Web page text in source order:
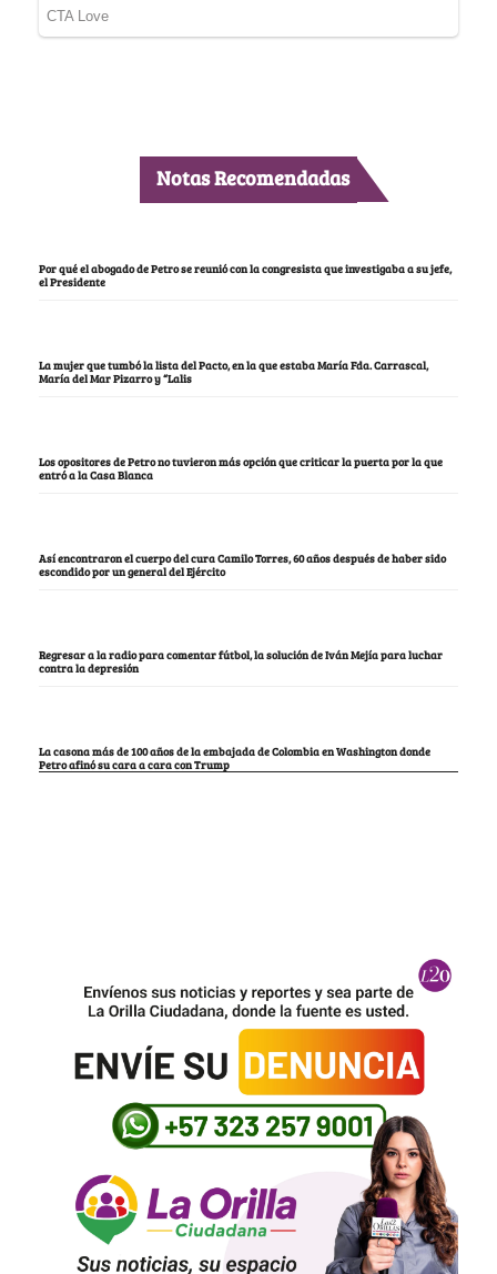
Notas Recomendadas
Por qué el abogado de Petro se reunió con la congresista que investigaba a su jefe,
el Presidente
La mujer que tumbó la lista del Pacto, en la que estaba María Fda. Carrascal,
María del Mar Pizarro y “Lalis
Los opositores de Petro no tuvieron más opción que criticar la puerta por la que
entró a la Casa Blanca
Así encontraron el cuerpo del cura Camilo Torres, 60 años después de haber sido
escondido por un general del Ejército
Regresar a la radio para comentar fútbol, la solución de Iván Mejía para luchar
contra la depresión
La casona más de 100 años de la embajada de Colombia en Washington donde
Petro afinó su cara a cara con Trump